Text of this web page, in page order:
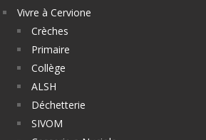
Vivre à Cervione
Crèches
Primaire
Collège
ALSH
Déchetterie
SIVOM